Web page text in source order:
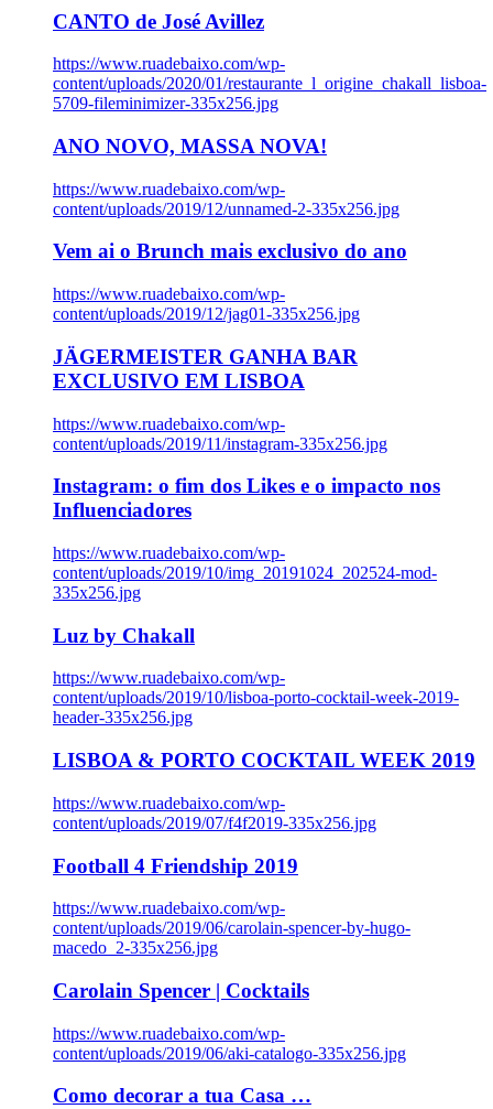
CANTO de José Avillez
https://www.ruadebaixo.com/wp-
content/uploads/2020/01/restaurante_l_origine_chakall_lisboa-
5709-fileminimizer-335x256.jpg
ANO NOVO, MASSA NOVA!
https://www.ruadebaixo.com/wp-
content/uploads/2019/12/unnamed-2-335x256.jpg
Vem ai o Brunch mais exclusivo do ano
https://www.ruadebaixo.com/wp-
content/uploads/2019/12/jag01-335x256.jpg
JÄGERMEISTER GANHA BAR
EXCLUSIVO EM LISBOA
https://www.ruadebaixo.com/wp-
content/uploads/2019/11/instagram-335x256.jpg
Instagram: o fim dos Likes e o impacto nos
Influenciadores
https://www.ruadebaixo.com/wp-
content/uploads/2019/10/img_20191024_202524-mod-
335x256.jpg
Luz by Chakall
https://www.ruadebaixo.com/wp-
content/uploads/2019/10/lisboa-porto-cocktail-week-2019-
header-335x256.jpg
LISBOA & PORTO COCKTAIL WEEK 2019
https://www.ruadebaixo.com/wp-
content/uploads/2019/07/f4f2019-335x256.jpg
Football 4 Friendship 2019
https://www.ruadebaixo.com/wp-
content/uploads/2019/06/carolain-spencer-by-hugo-
macedo_2-335x256.jpg
Carolain Spencer | Cocktails
https://www.ruadebaixo.com/wp-
content/uploads/2019/06/aki-catalogo-335x256.jpg
Como decorar a tua Casa …